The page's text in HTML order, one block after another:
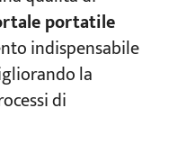
portatile
indispensabile
la
di